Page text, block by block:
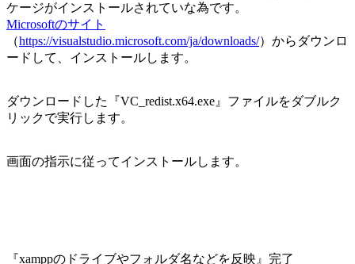
ケージがインストールされていな為です。
Microsoftのサイト
（https://visualstudio.microsoft.com/ja/downloads/）からダウンロ
ードして、インストールします。
ダウンロードした『VC_redist.x64.exe』ファイルをダブルク
リックで実行します。
画面の指示に従ってインストールします。
『xamppのドライブやフォルダ名などを反映』完了